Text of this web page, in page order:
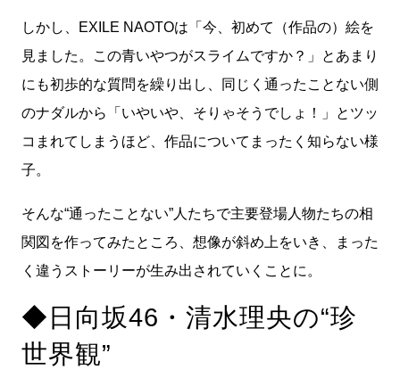
しかし、EXILE NAOTOは「今、初めて（作品の）絵を
見ました。この青いやつがスライムですか？」とあまり
にも初歩的な質問を繰り出し、同じく通ったことない側
のナダルから「いやいや、そりゃそうでしょ！」とツッ
コまれてしまうほど、作品についてまったく知らない様
子。
そんな“通ったことない”人たちで主要登場人物たちの相
関図を作ってみたところ、想像が斜め上をいき、まった
く違うストーリーが生み出されていくことに。
◆日向坂46・清水理央の“珍
世界観”